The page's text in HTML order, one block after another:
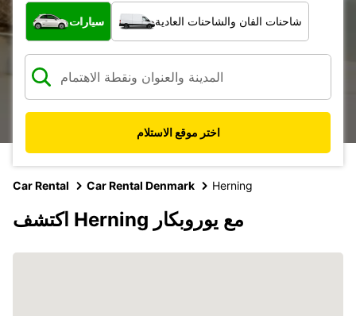
ما نوع المركبة؟
سيارات شاحنات الفان والشاحنات العادية
اختر موقع الاستلام
Car Rental Car Rental Denmark Herning
اكتشف Herning مع يوروبكار